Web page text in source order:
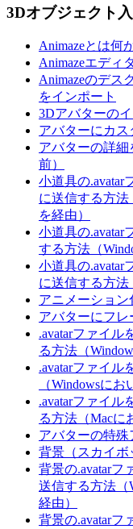
3Dオブジェクト
Animazeとは何
Animazeエディ
Animazeのデス
をインポート
3Dアバターの
アバターにカ
アバターの詳
前）
小道具の.avatar
に送信する方法
を経由）
小道具の.avatar
する方法（
小道具の.avatar
に送信する方法
アニメーショ
アバターにフ
.avatarファイル
る方法（
.avatarファイル
（Windowsにお
.avatarファイル
る方法（Macに
アバターの特
背景（スカイ
背景の.avatarフ
送信する方法（
経由）
背景の.avatarフ